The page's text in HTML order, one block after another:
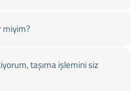
miyim?
taşıma işlemini siz